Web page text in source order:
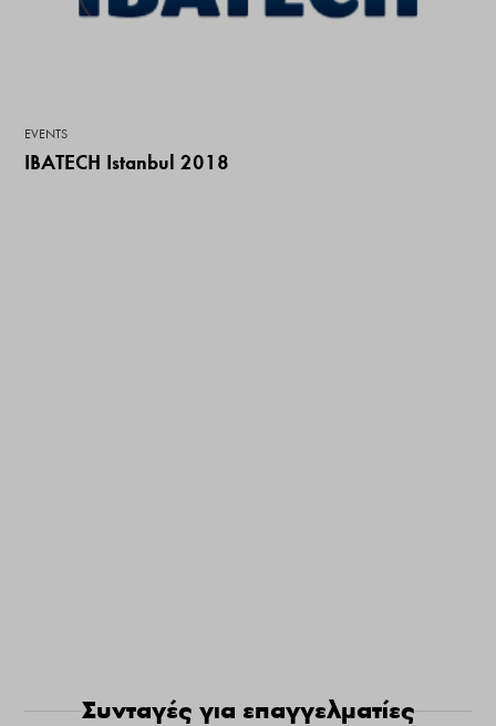
EVENTS
IBATECH Istanbul 2018
Συνταγές για επαγγελματίες